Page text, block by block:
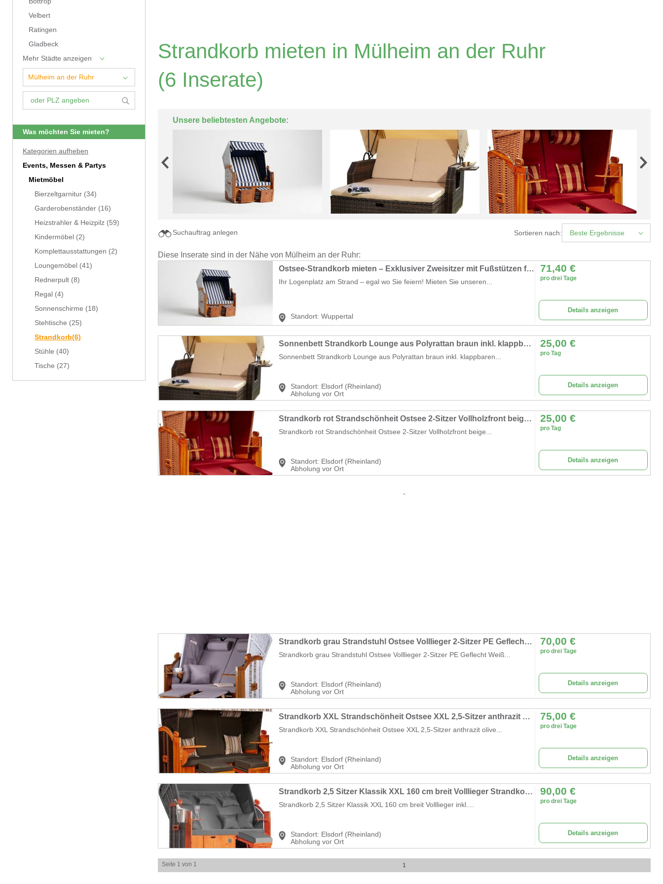
Velbert
Ratingen
Gladbeck
Mehr Städte anzeigen
Was möchten Sie mieten?
Kategorien aufheben
Events, Messen & Partys
Mietmöbel
Bierzeltgarnitur (34)
Garderobenständer (16)
Heizstrahler & Heizpilz (59)
Kindermöbel (2)
Komplettausstattungen (2)
Loungemöbel (41)
Rednerpult (8)
Regal (4)
Sonnenschirme (18)
Stehtische (25)
Strandkorb(6)
Stühle (40)
Tische (27)
Strandkorb mieten in Mülheim an der Ruhr
(6 Inserate)
Unsere beliebtesten Angebote:
Sortieren nach: Beste Ergebnisse
Suchauftrag anlegen
Diese Inserate sind in der Nähe von Mülheim an der Ruhr:
Ostsee-Strandkorb mieten – Exklusiver Zweisitzer mit Fußstützen für Events
Ihr Logenplatz am Strand – egal wo Sie feiern! Mieten Sie unseren...
Standort: Wuppertal
71,40 €
pro drei Tage
Details anzeigen
Sonnenbett Strandkorb Lounge aus Polyrattan braun inkl. klappbaren Seitentisch Strandkörbe
Sonnenbett Strandkorb Lounge aus Polyrattan braun inkl. klappbaren...
Standort: Elsdorf (Rheinland)
Abholung vor Ort
25,00 €
pro Tag
Details anzeigen
Strandkorb rot Strandschönheit Ostsee 2-Sitzer Vollholzfront beige burgund Campingplatz
Strandkorb rot Strandschönheit Ostsee 2-Sitzer Vollholzfront beige...
Standort: Elsdorf (Rheinland)
Abholung vor Ort
25,00 €
pro Tag
Details anzeigen
Strandkorb grau Strandstuhl Ostsee Volllieger 2-Sitzer PE Geflecht Weiß Bezug Uni grau 4 Kissen
Strandkorb grau Strandstuhl Ostsee Volllieger 2-Sitzer PE Geflecht Weiß...
Standort: Elsdorf (Rheinland)
Abholung vor Ort
70,00 €
pro drei Tage
Details anzeigen
Strandkorb XXL Strandschönheit Ostsee XXL 2,5-Sitzer anthrazit olive Perfekt für Strand Camping
Strandkorb XXL Strandschönheit Ostsee XXL 2,5-Sitzer anthrazit olive...
Standort: Elsdorf (Rheinland)
Abholung vor Ort
75,00 €
pro drei Tage
Details anzeigen
Strandkorb 2,5 Sitzer Klassik XXL 160 cm breit Volllieger Strandkorbrollen Strand Campingplatz
Strandkorb 2,5 Sitzer Klassik XXL 160 cm breit Volllieger inkl....
Standort: Elsdorf (Rheinland)
Abholung vor Ort
90,00 €
pro drei Tage
Details anzeigen
Seite 1 von 1 1